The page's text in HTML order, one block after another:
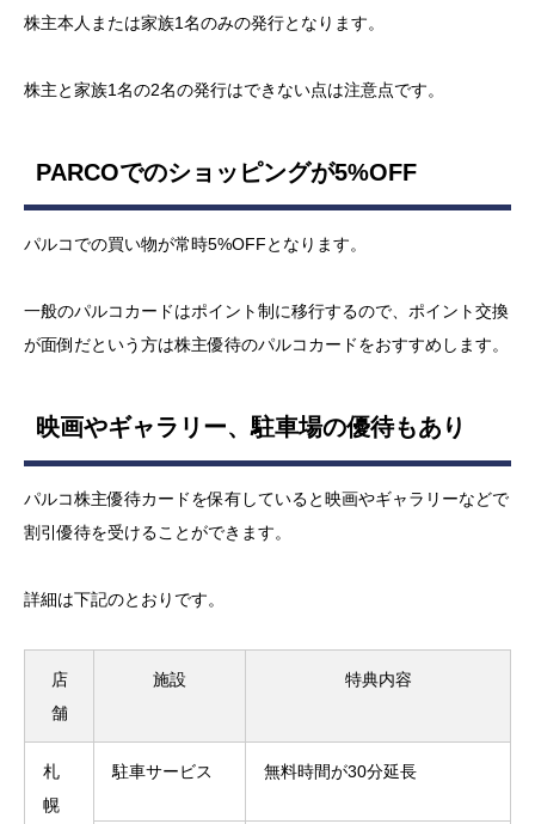
株主本人または家族1名のみの発行となります。
株主と家族1名の2名の発行はできない点は注意点です。
PARCOでのショッピングが5%OFF
パルコでの買い物が常時5%OFFとなります。
一般のパルコカードはポイント制に移行するので、ポイント交換
が面倒だという方は株主優待のパルコカードをおすすめします。
映画やギャラリー、駐車場の優待もあり
パルコ株主優待カードを保有していると映画やギャラリーなどで
割引優待を受けることができます。
詳細は下記のとおりです。
店
舗
施設 特典内容
札
幌
駐車サービス 無料時間が30分延長